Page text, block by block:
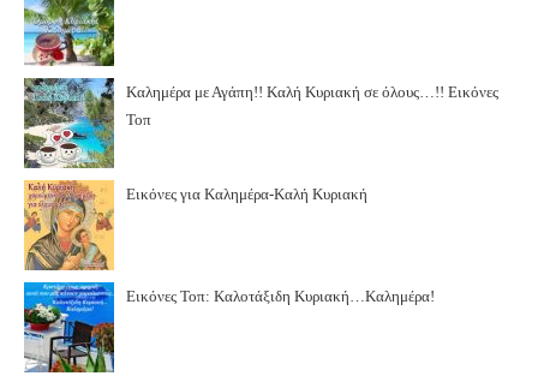
Καλημέρα με Αγάπη!! Καλή Κυριακή σε όλους…!! Εικόνες
Τοπ
Εικόνες για Καλημέρα-Καλή Κυριακή
Εικόνες Τοπ: Καλοτάξιδη Κυριακή…Καλημέρα!